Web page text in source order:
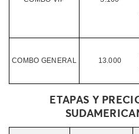
COMBO GENERAL 13.000
ETAPAS Y